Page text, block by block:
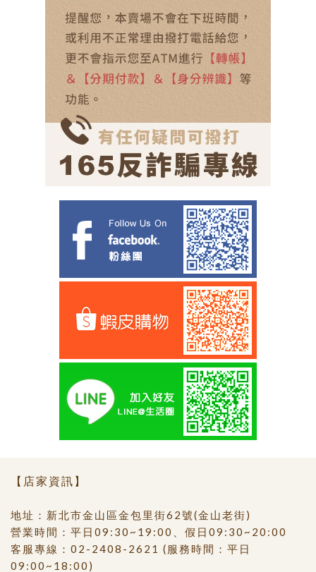
【店家資訊】
地址：新北市金山區金包里街62號(金山老街)
營業時間：平日09:30~19:00、假日09:30~20:00
客服專線： 02-2408-2621 (服務時間：平日
09:00~18:00)